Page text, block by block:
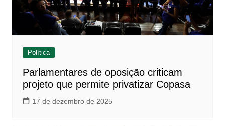
Política
Parlamentares de oposição criticam
projeto que permite privatizar Copasa
17 de dezembro de 2025